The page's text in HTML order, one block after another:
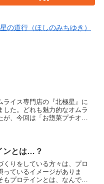
星の道行（ほしのみちゆき）
ライス専門店の『北極星』に
した。どれも魅力的なオムラ
が、今回は「お惣菜プチオム
ンとは…？
くりをしている方々は、プロ
っているイメージがありま
もプロテインとは、なんでし